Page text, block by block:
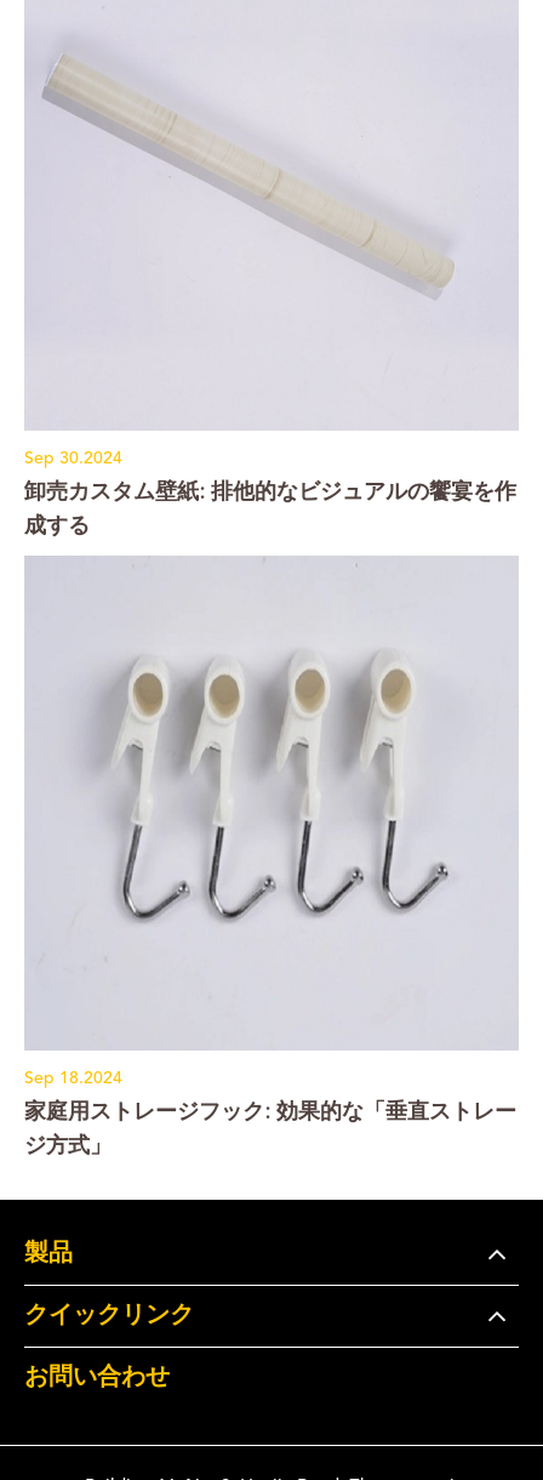
Sep 30.2024
卸売カスタム壁紙: 排他的なビジュアルの饗宴を作
成する
Sep 18.2024
家庭用ストレージフック: 効果的な「垂直ストレー
ジ方式」
製品
クイックリンク
お問い合わせ